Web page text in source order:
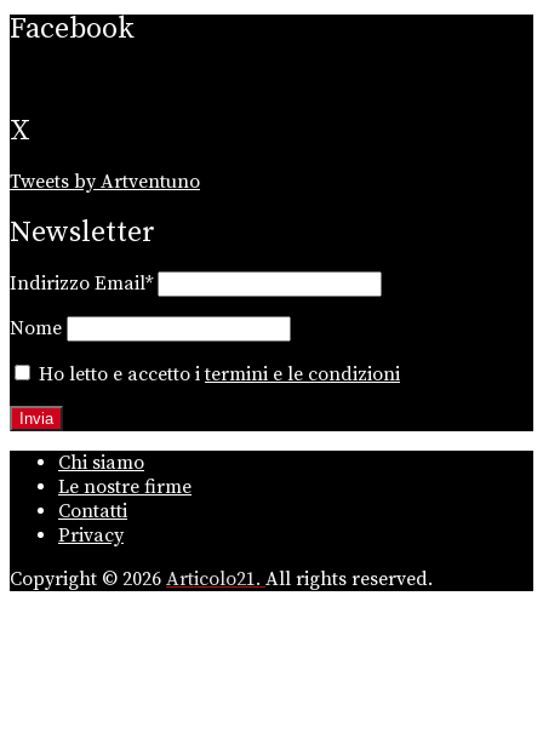
Facebook
X
Tweets by Artventuno
Newsletter
Indirizzo Email*
Nome
Ho letto e accetto itermini e le condizioni
Chi siamo
Le nostre firme
Contatti
Privacy
Copyright © 2026 Articolo21. All rights reserved.